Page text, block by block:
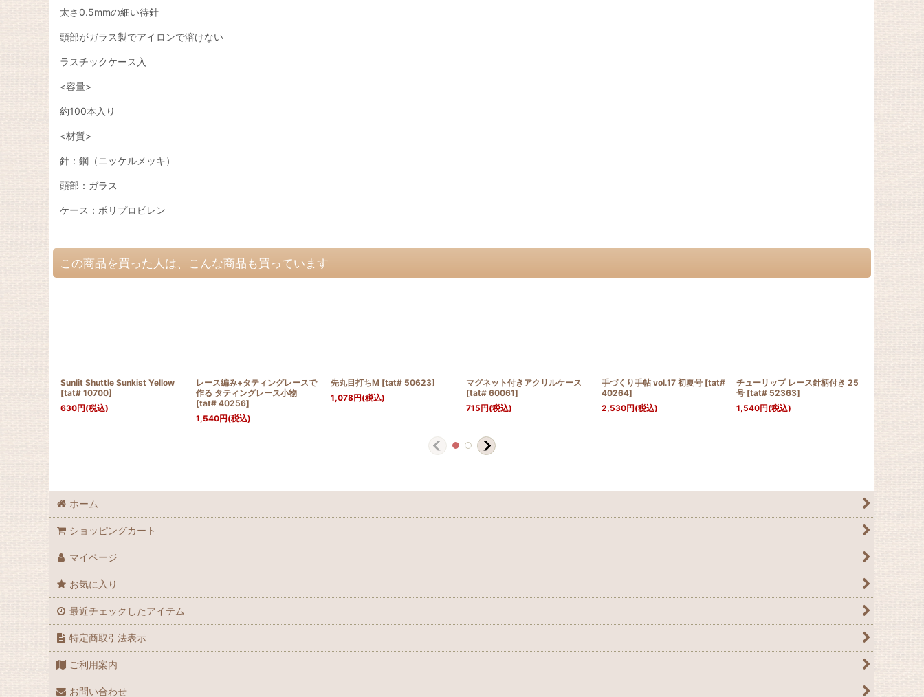
太さ0.5mmの細い待針
頭部がガラス製でアイロンで溶けない
ラスチックケース入
<容量>
約100本入り
<材質>
針：鋼（ニッケルメッキ）
頭部：ガラス
ケース：ポリプロピレン
この商品を買った人は、こんな商品も買っています
Sunlit Shuttle Sunkist Yellow
[tat# 10700]
630円(税込)
レース編み+タティングレースで
作る タティングレース小物
[tat# 40256]
1,540円(税込)
先丸目打ちM [tat# 50623]
1,078円(税込)
マグネット付きアクリルケース
[tat# 60061]
715円(税込)
手づくり手帖 vol.17 初夏号 [tat#
40264]
2,530円(税込)
チューリップ レース針柄付き 25
号 [tat# 52363]
1,540円(税込)
ホーム
ショッピングカート
マイページ
お気に入り
最近チェックしたアイテム
特定商取引法表示
ご利用案内
お問い合わせ